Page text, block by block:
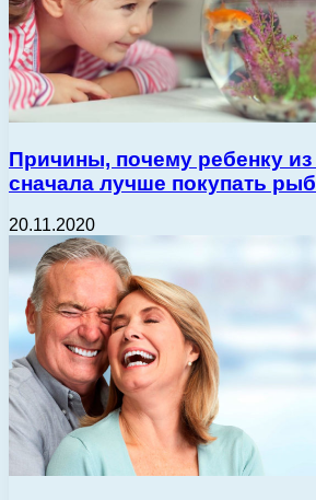
Причины, почему ребенку
сначала лучше покупать
20.11.2020